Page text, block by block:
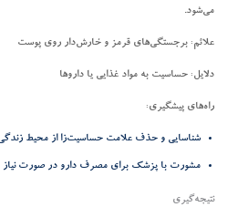
می‌شود.
علائم: برجستگی‌های قرمز و خارش‌دار روی پوست
دلایل: حساسیت به مواد غذایی یا داروها
راه‌های پیشگیری:
شناسایی و حذف علامت حساسیت‌زا از محیط زندگی
مشورت با پزشک برای مصرف دارو در صورت نیاز
نتیجه‌گیری